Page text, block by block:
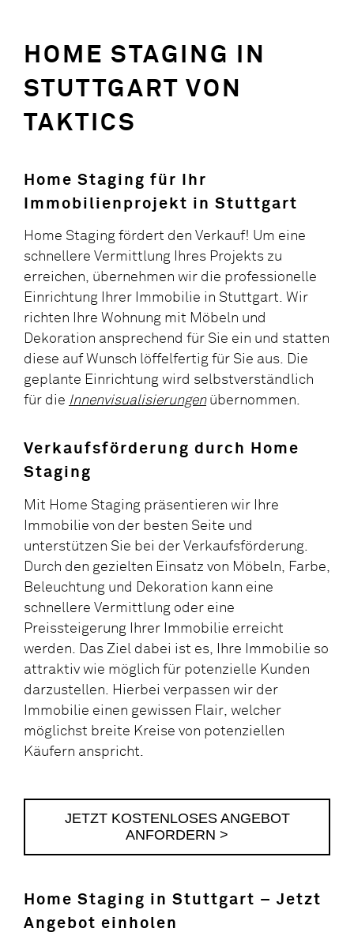
HOME STAGING IN
STUTTGART VON
TAKTICS
Home Staging für Ihr
Immobilienprojekt in Stuttgart
Home Staging fördert den Verkauf! Um eine
schnellere Vermittlung Ihres Projekts zu
erreichen, übernehmen wir die professionelle
Einrichtung Ihrer Immobilie in Stuttgart. Wir
richten Ihre Wohnung mit Möbeln und
Dekoration ansprechend für Sie ein und statten
diese auf Wunsch löffelfertig für Sie aus. Die
geplante Einrichtung wird selbstverständlich
für die Innenvisualisierungenübernommen.
Verkaufsförderung durch Home
Staging
Mit Home Staging präsentieren wir Ihre
Immobilie von der besten Seite und
unterstützen Sie bei der Verkaufsförderung.
Durch den gezielten Einsatz von Möbeln, Farbe,
Beleuchtung und Dekoration kann eine
schnellere Vermittlung oder eine
Preissteigerung Ihrer Immobilie erreicht
werden. Das Ziel dabei ist es, Ihre Immobilie so
attraktiv wie möglich für potenzielle Kunden
darzustellen. Hierbei verpassen wir der
Immobilie einen gewissen Flair, welcher
möglichst breite Kreise von potenziellen
Käufern anspricht.
JETZT KOSTENLOSES ANGEBOT
ANFORDERN >
Home Staging in Stuttgart – Jetzt
Angebot einholen